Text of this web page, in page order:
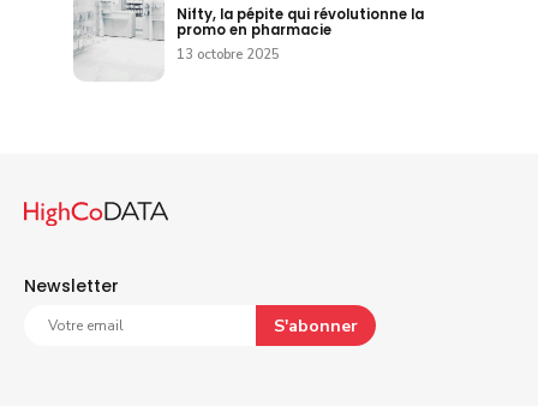
Nifty, la pépite qui révolutionne la
promo en pharmacie
13 octobre 2025
Newsletter
S'abonner